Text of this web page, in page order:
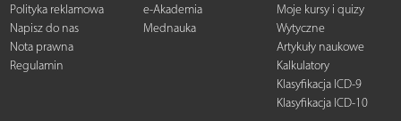
Polityka reklamowa
Napisz do nas
Nota prawna
Regulamin
e-Akademia
Mednauka
Moje kursy i quizy
Wytyczne
Artykuły naukowe
Kalkulatory
Klasyfikacja ICD-9
Klasyfikacja ICD-10